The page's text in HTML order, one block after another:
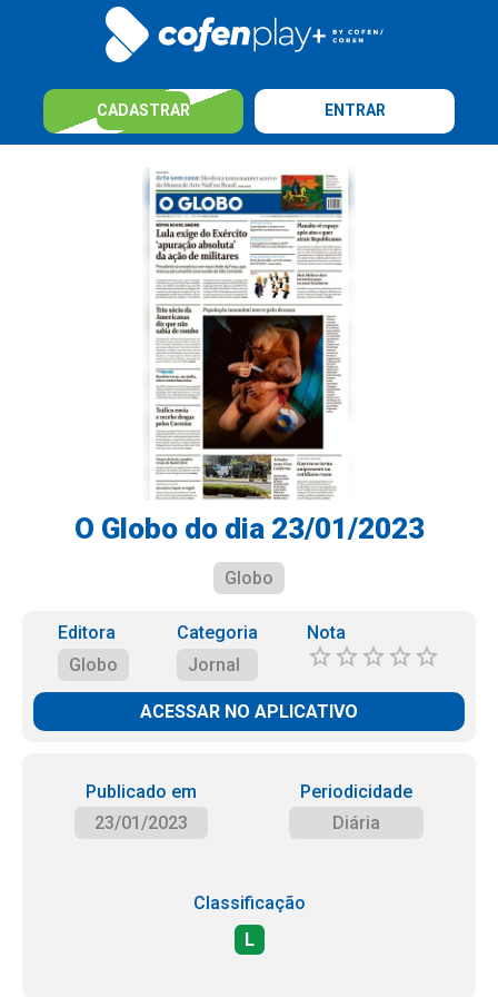
CADASTRAR ENTRAR
O Globo do dia 23/01/2023
Globo
Editora
Globo
Categoria
Jornal
Nota
ACESSAR NO APLICATIVO
Publicado em
23/01/2023
Periodicidade
Diária
Classificação
L